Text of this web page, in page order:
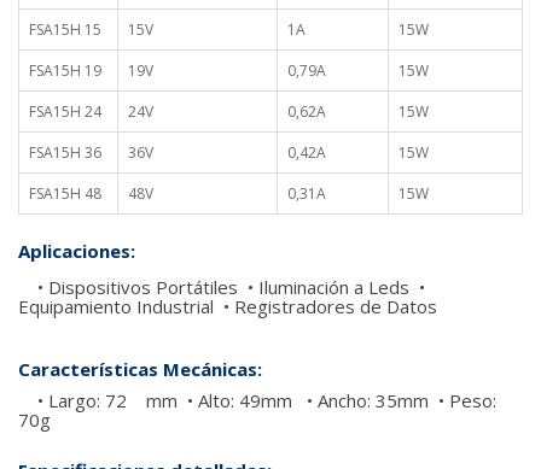
FSA15H 15 15V 1A
15W
FSA15H 19
19V 0,79A
15W
FSA15H 24
24V 0,62A
15W
FSA15H 36
36V 0,42A
15W
FSA15H 48
48V 0,31A 15W
Aplicaciones:
• Dispositivos Portátiles • Iluminación a Leds •
Equipamiento Industrial • Registradores de Datos
Características Mecánicas:
• Largo: 72 mm • Alto: 49mm • Ancho: 35mm • Peso:
70g